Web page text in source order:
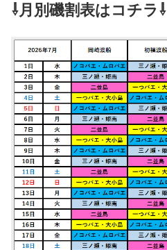
⇩月別磯割表はコチラ⇩